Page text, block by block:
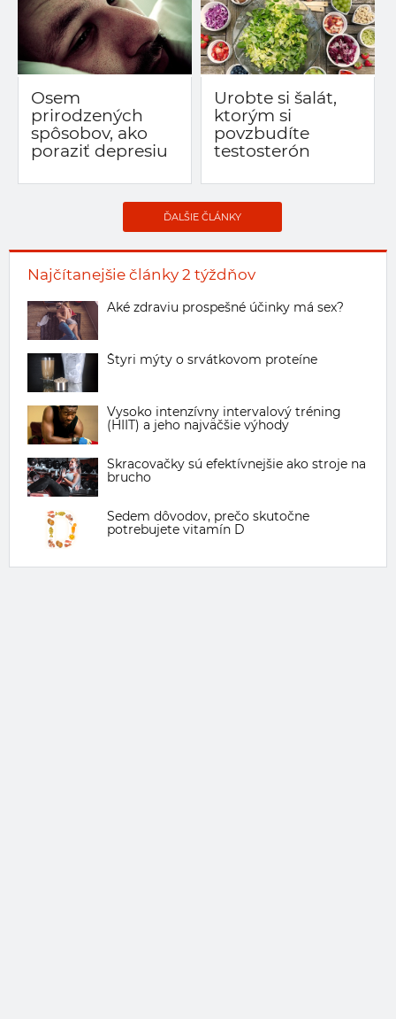
Najčítanejšie články 2 týždňov
Aké zdraviu prospešné účinky má sex?
Štyri mýty o srvátkovom proteíne
Vysoko intenzívny intervalový tréning
(HIIT) a jeho najväčšie výhody
Skracovačky sú efektívnejšie ako stroje na
brucho
Sedem dôvodov, prečo skutočne
potrebujete vitamín D
Osem
prirodzených
spôsobov, ako
poraziť depresiu
Urobte si šalát,
ktorým si
povzbudíte
testosterón
ĎALŠIE ČLÁNKY